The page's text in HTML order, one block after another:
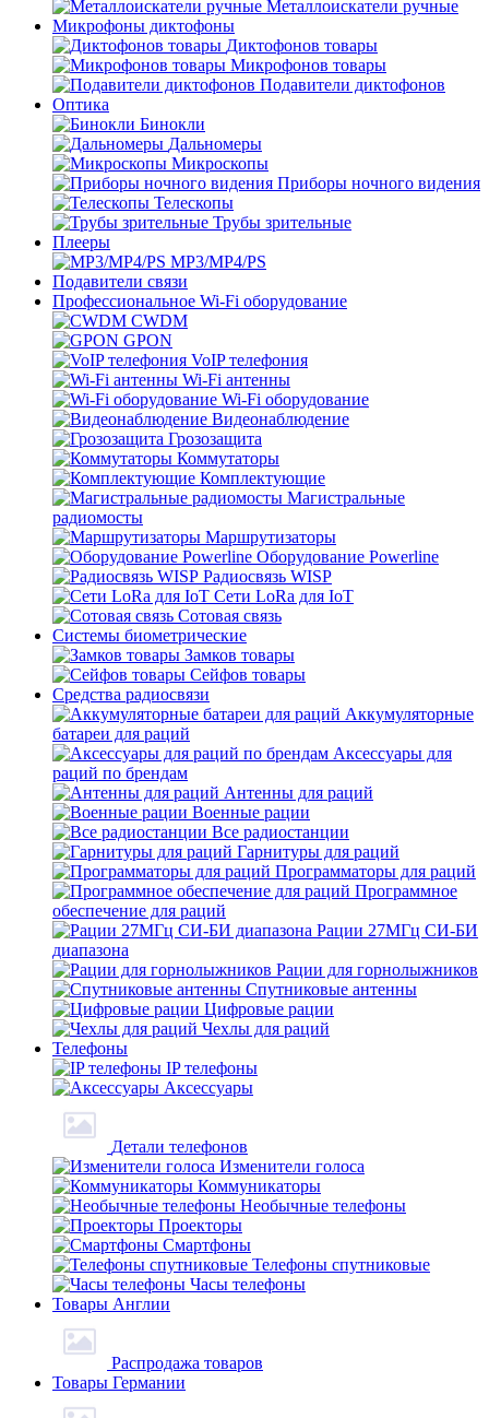
Металлоискатели ручные
Микрофоны диктофоны
Диктофонов товары
Микрофонов товары
Подавители диктофонов
Оптика
Бинокли
Дальномеры
Микроскопы
Приборы ночного видения
Телескопы
Трубы зрительные
Плееры
MP3/MP4/PS
Подавители связи
Профессиональное Wi-Fi оборудование
CWDM
GPON
VoIP телефония
Wi-Fi антенны
Wi-Fi оборудование
Видеонаблюдение
Грозозащита
Коммутаторы
Комплектующие
Магистральные
радиомосты
Маршрутизаторы
Оборудование Powerline
Радиосвязь WISP
Сети LoRa для IoT
Сотовая связь
Системы биометрические
Замков товары
Сейфов товары
Средства радиосвязи
Аккумуляторные
батареи для раций
Аксессуары для
раций по брендам
Антенны для раций
Военные рации
Все радиостанции
Гарнитуры для раций
Программаторы для раций
Программное
обеспечение для раций
Рации 27МГц СИ-БИ
диапазона
Рации для горнолыжников
Спутниковые антенны
Цифровые рации
Чехлы для раций
Телефоны
IP телефоны
Аксессуары
Детали телефонов
Изменители голоса
Коммуникаторы
Необычные телефоны
Проекторы
Смартфоны
Телефоны спутниковые
Часы телефоны
Товары Англии
Распродажа товаров
Товары Германии